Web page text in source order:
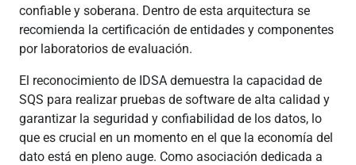
confiable y soberana. Dentro de esta arquitectura se
recomienda la certificación de entidades y componentes
por laboratorios de evaluación.
El reconocimiento de IDSA demuestra la capacidad de
SQS para realizar pruebas de software de alta calidad y
garantizar la seguridad y confiabilidad de los datos, lo
que es crucial en un momento en el que la economía del
dato está en pleno auge. Como asociación dedicada a